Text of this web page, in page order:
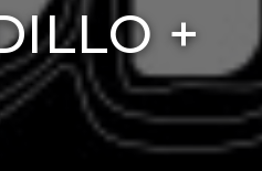
+